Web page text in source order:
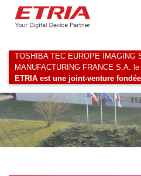
TOSHIBA TEC EUROPE IMAGING
MANUFACTURING FRANCE S.A.
ETRIA est une joint-venture